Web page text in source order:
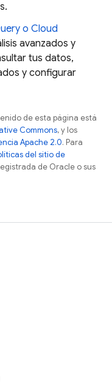
o Cloud
avanzados y
tus datos,
y configurar
de esta página está
Commons, y los
Apache 2.0. Para
del sitio de
de Oracle o sus